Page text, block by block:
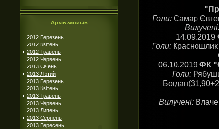
Архів записів
2012 Березень
2012 Квітень
2012 Травень
2012 Червень
2013 Січень
2013 Лютий
2013 Березень
2013 Квітень
2013 Травень
2013 Червень
2013 Липень
2013 Серпень
2013 Вересень
Голи: Самар
14.09.2019
Голи: Красношлик
06.10.2019 ФК
Голи:
Вилучені: